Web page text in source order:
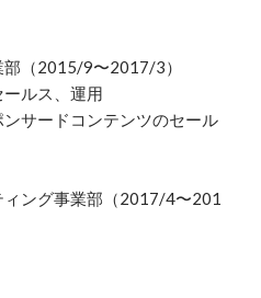
部（2015/9〜2017/3）
ルス、運用
サードコンテンツのセール
ィング事業部（2017/4〜201